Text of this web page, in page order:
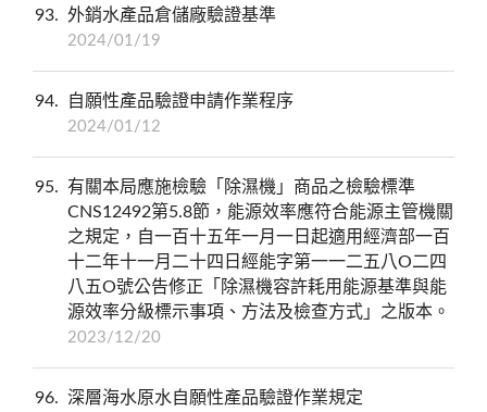
93 外銷水產品倉儲廠驗證基準
2024/01/19
94 自願性產品驗證申請作業程序
2024/01/12
95
有關本局應施檢驗「除濕機」商品之檢驗標準
CNS12492第5.8節，能源效率應符合能源主管機關
之規定，自一百十五年一月一日起適用經濟部一百
十二年十一月二十四日經能字第一一二五八O二四
八五O號公告修正「除濕機容許耗用能源基準與能
源效率分級標示事項、方法及檢查方式」之版本。
2023/12/20
96 深層海水原水自願性產品驗證作業規定